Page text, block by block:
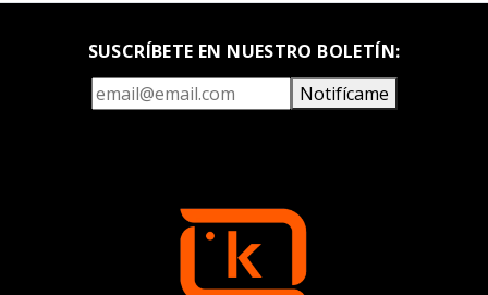
SUSCRÍBETE EN NUESTRO BOLETÍN:
Notifícame